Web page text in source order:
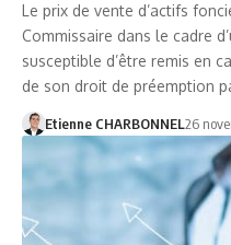
Le prix de vente d’actifs
Commissaire dans le cadre
susceptible d’être remis en
de son droit de préemption
Etienne CHARBONNEL26